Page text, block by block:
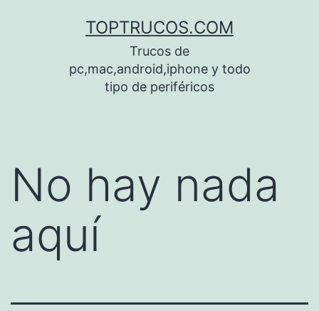
TOPTRUCOS.COM
Trucos de
pc,mac,android,iphone y todo
tipo de periféricos
No hay nada
aquí